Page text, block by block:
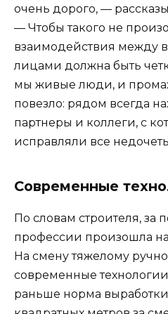
очень дорого, —
— Чтобы такого не
взаимодействия между
лицами должна быть
мы живые люди, и
повезло: рядом всегда
партнеры и коллеги, с
исправляли все
Современные
По словам строителя, за
профессии произошла
На смену тяжелому
современные
раньше норма выработки